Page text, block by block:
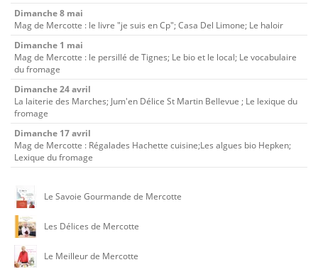
Dimanche 8 mai
Mag de Mercotte : le livre "je suis en Cp"; Casa Del Limone; Le haloir
Dimanche 1 mai
Mag de Mercotte : le persillé de Tignes; Le bio et le local; Le vocabulaire
du fromage
Dimanche 24 avril
La laiterie des Marches; Jum'en Délice St Martin Bellevue ; Le lexique du
fromage
Dimanche 17 avril
Mag de Mercotte : Régalades Hachette cuisine;Les algues bio Hepken;
Lexique du fromage
Le Savoie Gourmande de Mercotte
Les Délices de Mercotte
Le Meilleur de Mercotte